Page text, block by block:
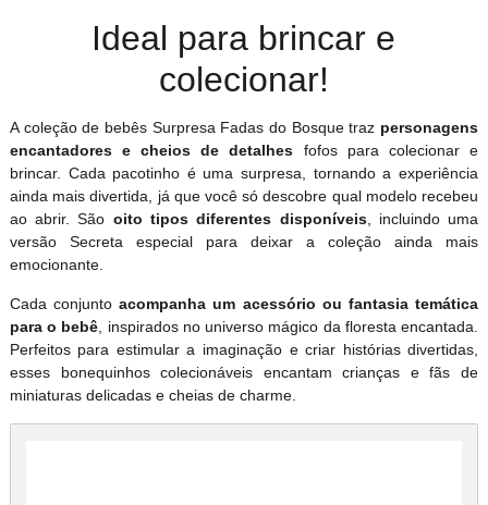
Ideal para brincar e
colecionar!
A coleção de bebês Surpresa Fadas do Bosque traz personagens
encantadores e cheios de detalhes fofos para colecionar e
brincar. Cada pacotinho é uma surpresa, tornando a experiência
ainda mais divertida, já que você só descobre qual modelo recebeu
ao abrir. São oito tipos diferentes disponíveis, incluindo uma
versão Secreta especial para deixar a coleção ainda mais
emocionante.
Cada conjuntoacompanha um acessório ou fantasia temática
para o bebê, inspirados no universo mágico da floresta encantada.
Perfeitos para estimular a imaginação e criar histórias divertidas,
esses bonequinhos colecionáveis encantam crianças e fãs de
miniaturas delicadas e cheias de charme.